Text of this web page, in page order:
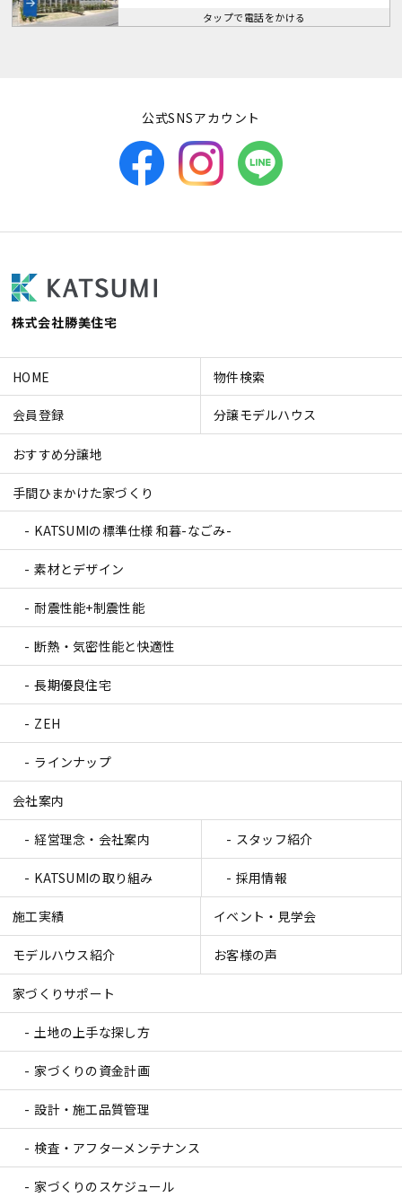
タップで電話をかける
公式SNSアカウント
株式会社勝美住宅
HOME 物件検索
会員登録 分譲モデルハウス
おすすめ分譲地
手間ひまかけた家づくり
KATSUMIの標準仕様 和暮-なごみ-
素材とデザイン
耐震性能+制震性能
断熱・気密性能と快適性
長期優良住宅
ZEH
ラインナップ
会社案内
経営理念・会社案内 スタッフ紹介
KATSUMIの取り組み 採用情報
施工実績 イベント・見学会
モデルハウス紹介 お客様の声
家づくりサポート
土地の上手な探し方
家づくりの資金計画
設計・施工品質管理
検査・アフターメンテナンス
家づくりのスケジュール